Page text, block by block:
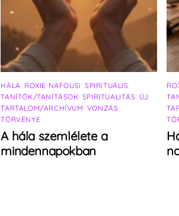
HÁLA ROXIE NAFOUSI SPIRITUÁLIS
TANÍTÓK/TANÍTÁSOK SPIRITUALITÁS ÚJ
TARTALOM/ARCHÍVUM VONZÁS
TÖRVÉNYE
A hála szemlélete a
mindennapokban